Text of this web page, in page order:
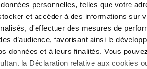
personnelles, telles que votre
et accéder à des informations sur
d'effectuer des mesures de
d’audience, favorisant ainsi le
données et à leurs finalités. Vous
la Déclaration relative aux cookies
cookies Haut de la page